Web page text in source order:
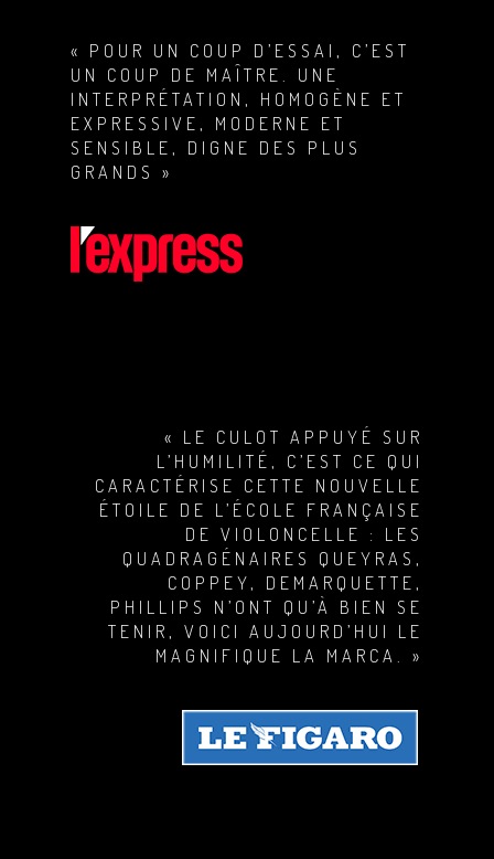
« POUR UN COUP D’ESSAI, C’EST
UN COUP DE MAÎTRE. UNE
INTERPRÉTATION, HOMOGÈNE ET
EXPRESSIVE, MODERNE ET
SENSIBLE, DIGNE DES PLUS
GRANDS »
« LE CULOT APPUYÉ SUR
L’HUMILITÉ, C’EST CE QUI
CARACTÉRISE CETTE NOUVELLE
ÉTOILE DE L’ÉCOLE FRANÇAISE
DE VIOLONCELLE : LES
QUADRAGÉNAIRES QUEYRAS,
COPPEY, DEMARQUETTE,
PHILLIPS N’ONT QU’À BIEN SE
TENIR, VOICI AUJOURD’HUI LE
MAGNIFIQUE LA MARCA. »